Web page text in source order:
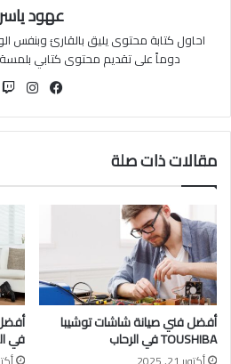
عهود ياسر
احاول كتابة محتوى يليق بالقارئ وبنفس
دوماً على تقديم محتوى كتابي بلمسة
فيسبوك
مقالات ذات صلة
أفضل فني صيانة شاشات توشيبا
TOUSHIBA في الرحاب في